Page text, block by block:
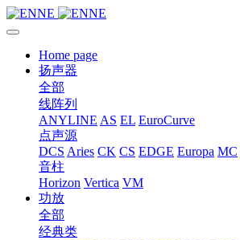
Home page
扬声器
全部
线阵列
ANYLINE AS EL EuroCurve
点声源
DCS Aries CK CS EDGE Europa MC
音柱
Horizon Vertica VM
功放
全部
经典类